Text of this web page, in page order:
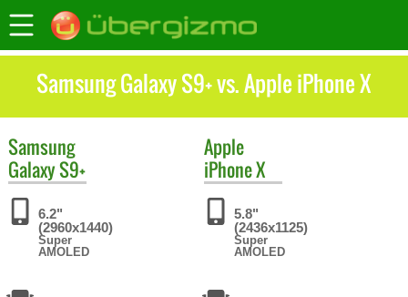
Samsung Galaxy S9+ vs. Apple iPhone X
Samsung
Galaxy S9+
6.2"
(2960x1440)
Super
AMOLED
Apple
iPhone X
5.8"
(2436x1125)
Super
AMOLED